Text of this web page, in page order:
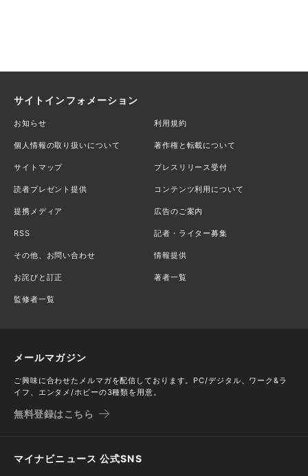
サイトインフォメーション
お知らせ 利用規約
個人情報の取り扱いについて 著作権と転載について
サイトマップ プレスリリース受付
読者プレゼント提供 コンテンツ利用について
提携メディア 広告のご案内
RSS 記者・ライター募集
その他、お問い合わせ 情報提供
お詫びと訂正 著者一覧
監修者一覧
メールマガジン
ご興味に合わせたメルマガを配信しております。PC/デジタル、ワーク&ラ
イフ、エンタメ/ホビーの3種類を用意。
無料登録はこちら
マイナビニュース 公式SNS